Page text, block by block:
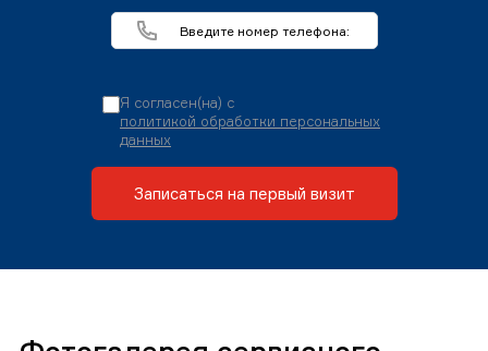
Я согласен(на) с
политикой обработки персональных
данных
Записаться на первый визит